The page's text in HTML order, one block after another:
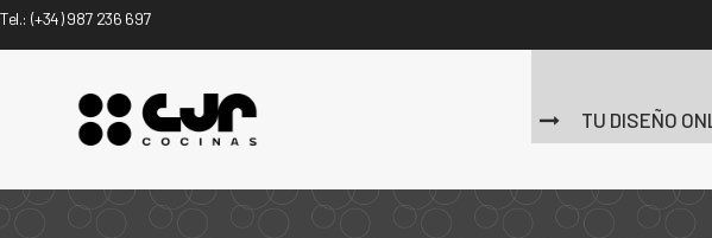
Tel.: (+34) 987 236 697
TU DISEÑO